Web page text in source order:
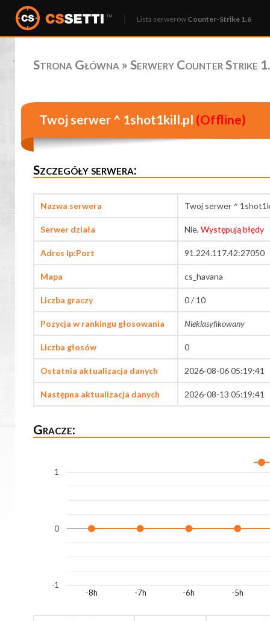
Lista serwerów Counter-Strike 1.6
Strona Główna » Serwery Counter Strike
Twoj serwer ^ 1shot1kill.pl (Offline)
Szczegóły serwera:
Nazwa serwera Twoj serwer ^
Serwer działa Nie, Występują błędy
Adres Ip:Port 91.224.117.42:27050
Mapa cs_havana
Liczba graczy 0 / 10
Pozycja w rankingu głosowania Nieklasyfikowany
Liczba głosów 0
Ostatnia aktualizacja danych 2026-08-06 05:19:41
Następna aktualizacja danych 2026-08-13 05:19:41
Gracze:
-8h -7h -6h -5h
-1
0
1